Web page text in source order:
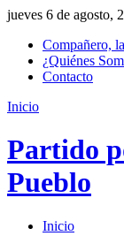
jueves 6 de agosto,
Compañero,
¿Quiénes
Contacto
Inicio
Partido
Pueblo
Inicio